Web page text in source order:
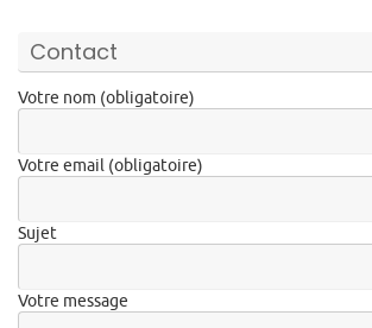
Contact
Votre nom (obligatoire)
Votre email (obligatoire)
Sujet
Votre message